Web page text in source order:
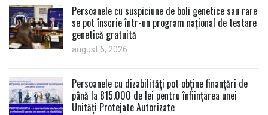
Persoanele cu suspiciune de boli genetice sau rare
se pot înscrie într-un program național de testare
genetică gratuită
august 6, 2026
Persoanele cu dizabilități pot obține finanțări de
până la 815.000 de lei pentru înființarea unei
Unități Protejate Autorizate